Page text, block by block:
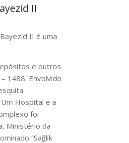
II
II é uma
e outros
1488. Envolvido
Hospital e a
foi
Ministério da
“Sağlık